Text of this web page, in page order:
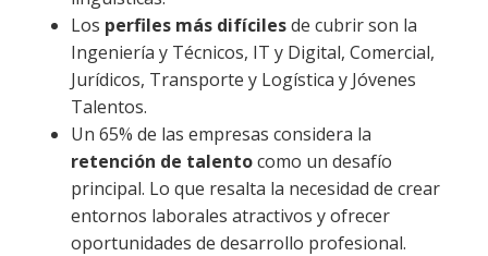
Los perfiles más difícilesde cubrir son la
Ingeniería y Técnicos, IT y Digital, Comercial,
Jurídicos, Transporte y Logística y Jóvenes
Talentos.
Un 65% de las empresas considera la
retención de talentocomo un desafío
principal. Lo que resalta la necesidad de crear
entornos laborales atractivos y ofrecer
oportunidades de desarrollo profesional.